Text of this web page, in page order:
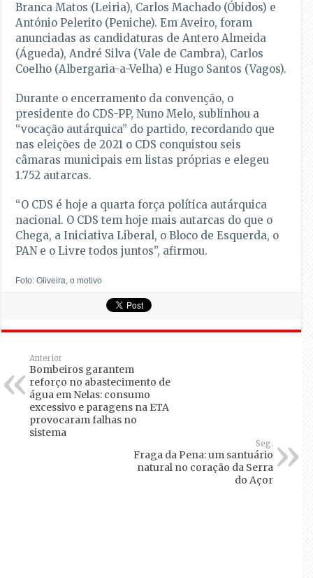
Branca Matos (Leiria), Carlos Machado (Óbidos) e
António Pelerito (Peniche). Em Aveiro, foram
anunciadas as candidaturas de Antero Almeida
(Águeda), André Silva (Vale de Cambra), Carlos
Coelho (Albergaria-a-Velha) e Hugo Santos (Vagos).
Durante o encerramento da convenção, o
presidente do CDS-PP, Nuno Melo, sublinhou a
“vocação autárquica” do partido, recordando que
nas eleições de 2021 o CDS conquistou seis
câmaras municipais em listas próprias e elegeu
1.752 autarcas.
“O CDS é hoje a quarta força política autárquica
nacional. O CDS tem hoje mais autarcas do que o
Chega, a Iniciativa Liberal, o Bloco de Esquerda, o
PAN e o Livre todos juntos”, afirmou.
Foto: Oliveira, o motivo
Anterior
Bombeiros garantem
reforço no abastecimento de
água em Nelas: consumo
excessivo e paragens na ETA
provocaram falhas no
sistema
Seg.
Fraga da Pena: um santuário
natural no coração da Serra
do Açor